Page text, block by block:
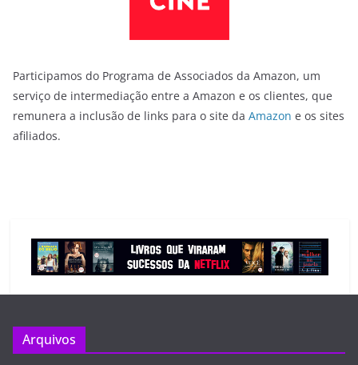
Participamos do Programa de Associados da Amazon, um
serviço de intermediação entre a Amazon e os clientes, que
remunera a inclusão de links para o site da Amazon e os sites
afiliados.
Arquivos